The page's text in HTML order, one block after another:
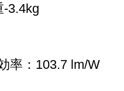
-3.4kg
率：103.7 lm/W